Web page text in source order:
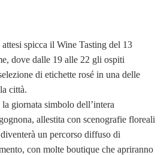
spicca il Wine Tasting del 13
dove dalle 19 alle 22 gli ospiti
di etichette rosé in una delle
città.
giornata simbolo dell’intera
allestita con scenografie floreali
un percorso diffuso di
con molte boutique che apriranno